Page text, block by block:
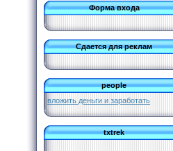
Форма входа
Сдается для реклам
people
вложить деньги и заработать
txtrek